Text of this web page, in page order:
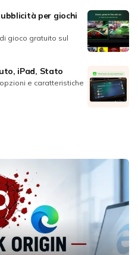
per giochi
gioco gratuito sul
iPad, Stato
e caratteristiche